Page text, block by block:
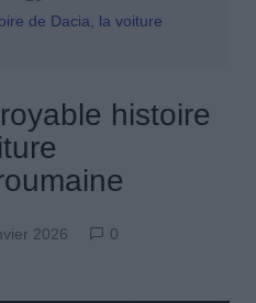
de Dacia, la voiture
histoire
2026
0